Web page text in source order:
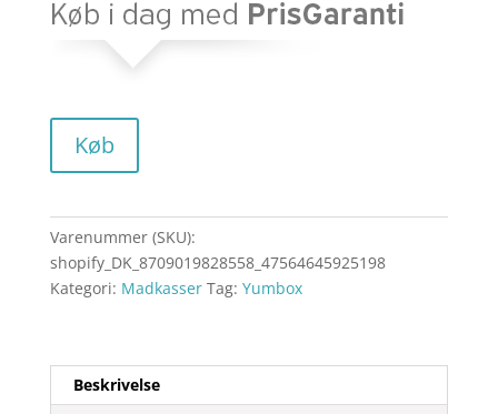
Køb
Varenummer (SKU):
shopify_DK_8709019828558_47564645925198
Kategori: Madkasser Tag: Yumbox
Beskrivelse